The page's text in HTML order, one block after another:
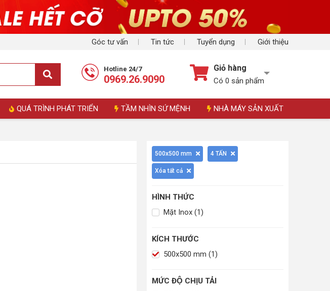
Góc tư vấn Tin tức Tuyển dụng Giới thiệu
Hotline 24/7
0969.26.9090
Giỏ hàng
Có 0 sản phẩm
QUÁ TRÌNH PHÁT TRIỂN TẦM NHÌN SỨ MỆNH NHÀ MÁY SẢN XUẤT
500x500 mm 4 TẤN
Xóa tất cả
HÌNH THỨC
Mặt Inox (1)
KÍCH THƯỚC
500x500 mm (1)
MỨC ĐỘ CHỊU TẢI